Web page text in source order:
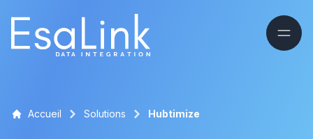
Accueil Solutions Hubtimize